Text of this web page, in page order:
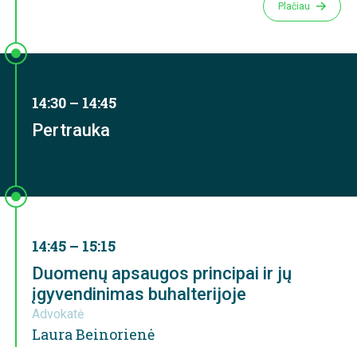
Plačiau
14:30 – 14:45
Pertrauka
14:45 – 15:15
Duomenų apsaugos principai ir jų
įgyvendinimas buhalterijoje
Advokatė
Laura Beinorienė